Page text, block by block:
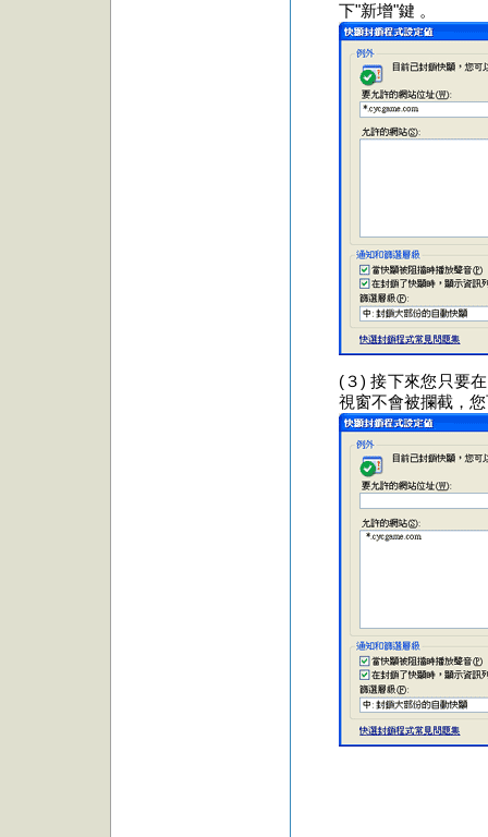
下"新增"鍵 。
(３) 接下來您只要
視窗不會被攔截，